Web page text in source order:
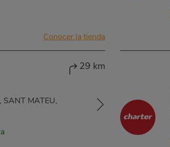
Conocer la tienda
29 km
SANT MATEU,